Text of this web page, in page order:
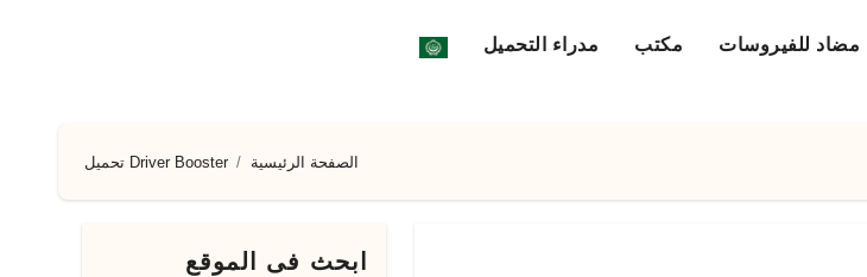
مضاد للفيروسات مكتب مدراء التحميل
الصفحة الرئيسية Driver Booster تحميل
ابحث فى الموقع